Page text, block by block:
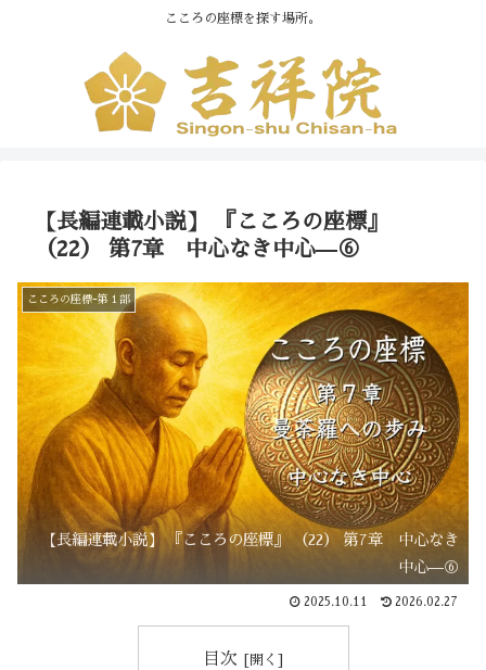
こころの座標を探す場所。
【長編連載小説】 『こころの座標』
（22） 第7章 中心なき中心—⑥
こころの座標ｰ第１部
【長編連載小説】 『こころの座標』 （22） 第7章 中心なき
中心—⑥
2025.10.11 2026.02.27
目次